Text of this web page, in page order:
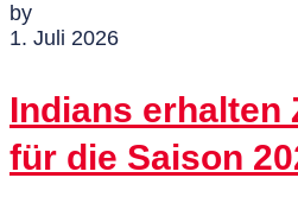
by
1. Juli 2026
Indians erhalten
für die Saison